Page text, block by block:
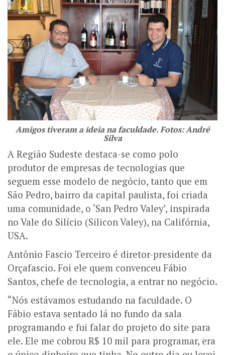
Amigos tiveram a ideia na faculdade. Fotos: André
Silva
A Região Sudeste destaca-se como polo
produtor de empresas de tecnologias que
seguem esse modelo de negócio, tanto que em
São Pedro, bairro da capital paulista, foi criada
uma comunidade, o ‘San Pedro Valey’, inspirada
no Vale do Silício (Silicon Valey), na Califórnia,
USA.
Antônio Fascio Terceiro é diretor-presidente da
Orçafascio. Foi ele quem convenceu Fábio
Santos, chefe de tecnologia, a entrar no negócio.
“Nós estávamos estudando na faculdade. O
Fábio estava sentado lá no fundo da sala
programando e fui falar do projeto do site para
ele. Ele me cobrou R$ 10 mil para programar, era